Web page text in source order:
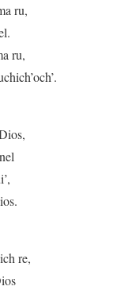
ru,
ru,
re,